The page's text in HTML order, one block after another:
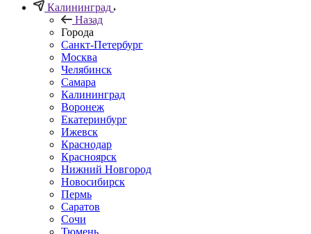
Калининград
Назад
Города
Санкт-Петербург
Москва
Челябинск
Самара
Калининград
Воронеж
Екатеринбург
Ижевск
Краснодар
Красноярск
Нижний Новгород
Новосибирск
Пермь
Саратов
Сочи
Тюмень